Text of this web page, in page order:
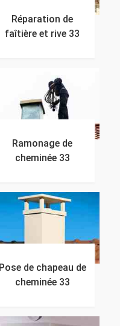
Réparation de
faîtière et rive 33
Ramonage de
cheminée 33
Pose de chapeau de
cheminée 33